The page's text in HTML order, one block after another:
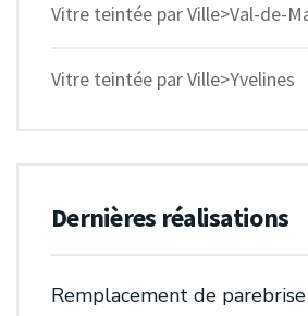
Vitre teintée par Ville>Val-de-
Vitre teintée par Ville>Yvelines
Dernières réalisations
Remplacement de